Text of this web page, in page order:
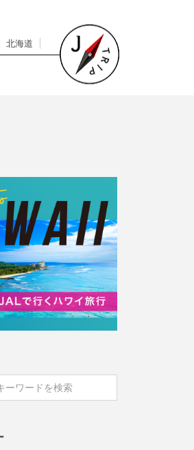
北海道